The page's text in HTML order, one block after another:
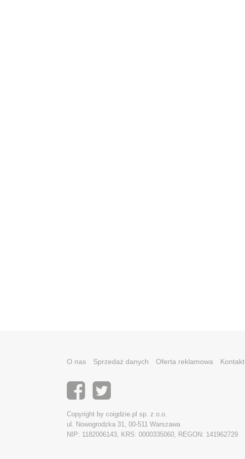
O nas Sprzedaż danych Oferta reklamowa Kontakt
Copyright by coigdzie.pl sp. z o.o.
ul. Nowogrodzka 31, 00-511 Warszawa
NIP: 1182006143, KRS: 0000335060, REGON: 141962729